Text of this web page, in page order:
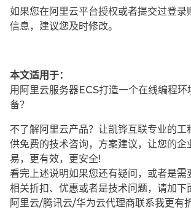
如果您在阿里云平台授权或者提交过登录
信息，建议您及时修改。
本文适用于：
用阿里云服务器ECS打造一个在线编程环
备？
不了解阿里云产品？让凯铧互联专业的工
供免费的技术咨询，方案建议，让您的企
易，更有效，更安全!
看完上述说明如果您还有疑问，或者是需
相关折扣、优惠或者是技术问题，请加下
阿里云/腾讯云/华为云代理商联系我更有